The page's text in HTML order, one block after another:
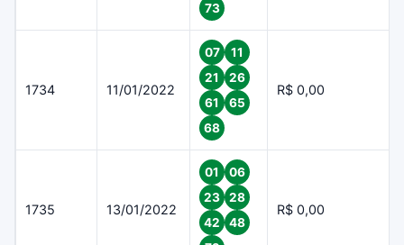
73
1734 11/01/2022
07
11
21
26
61
65
68
R$ 0,00
1735 13/01/2022
01
06
23
28
42
48
R$ 0,00